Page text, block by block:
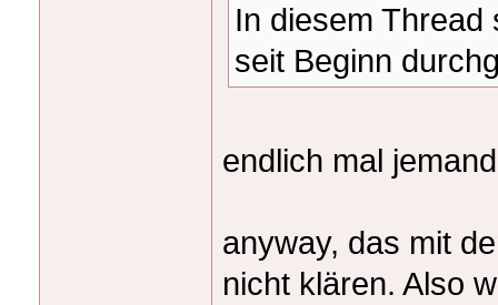
In diesem Thread
seit Beginn
endlich mal
anyway, das mit
nicht klären. Also